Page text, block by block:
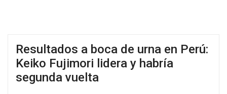
Resultados a boca de urna en Perú:
Keiko Fujimori lidera y habría
segunda vuelta